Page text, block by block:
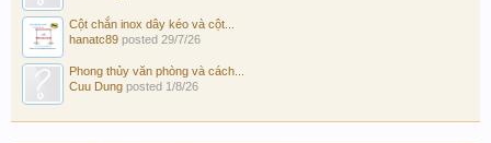
Cột chắn inox dây kéo và cột...
hanatc89 posted 29/7/26
Phong thủy văn phòng và cách...
Cuu Dung posted 1/8/26